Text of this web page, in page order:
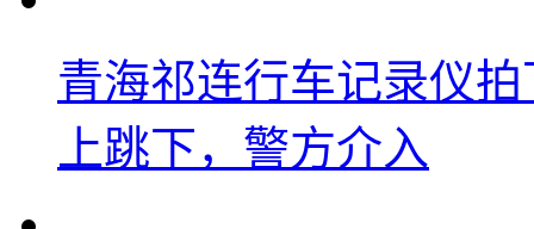
青海祁连行车记录仪
上跳下，警方介入